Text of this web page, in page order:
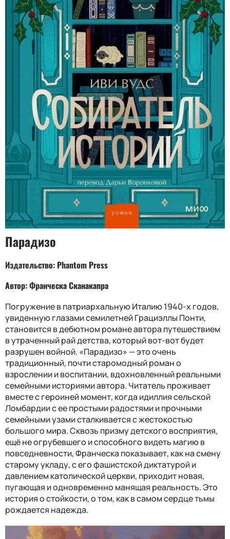
Парадизо
Издательство: Phantom Press
Автор: Франческа Сканакапра
Погружение в патриархальную Италию 1940-х годов,
увиденную глазами семилетней Грациэллы Понти,
становится в дебютном романе автора путешествием
в утраченный рай детства, который вот-вот будет
разрушен войной. «Парадизо» — это очень
традиционный, почти старомодный роман о
взрослении и воспитании, вдохновленный реальными
семейными историями автора. Читатель проживает
вместе с героиней момент, когда идиллия сельской
Ломбардии с ее простыми радостями и прочными
семейными узами сталкивается с жестокостью
большого мира. Сквозь призму детского восприятия,
ещё не огрубевшего и способного видеть магию в
повседневности, Франческа показывает, как на смену
старому укладу, с его фашистской диктатурой и
давлением католической церкви, приходит новая,
пугающая и одновременно манящая реальность. Это
история о стойкости, о том, как в самом сердце тьмы
рождается надежда.